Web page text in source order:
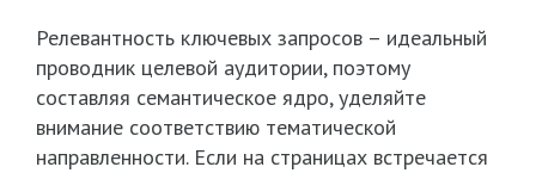
Релевантность ключевых запросов – идеальный
проводник целевой аудитории, поэтому
составляя семантическое ядро, уделяйте
внимание соответствию тематической
направленности. Если на страницах встречается